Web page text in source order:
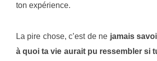
ton expérience.
La pire chose, c’est de ne jamais
à quoi ta vie aurait pu ressembler si